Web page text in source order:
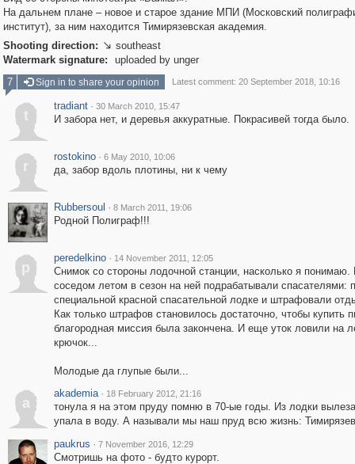
На дальнем плане – новое и старое здание МПИ (Московский
институт), за ним находится Тимирязевская академия.
Shooting direction:  southeast
Watermark signature:
uploaded by unger
7
Sign in to share your opinion Latest comment: 20 September 2018, 10:16
t
tradiant · 30 March 2010, 15:47
И забора нет, и деревья аккуратные. Покрасивей тогда было.
r
rostokino · 6 May 2010, 10:06
да, забор вдоль плотины, ни к чему
Rubbersoul · 8 March 2011, 19:06
Родной Полиграф!!!
p
peredelkino · 14 November 2011, 12:05
Снимок со стороны лодочной станции, насколько я
соседом летом в сезон на ней подрабатывали спасателями:
специальной красной спасательной лодке и штрафовали
Как только штрафов становилось достаточно, чтобы купить
благородная миссия была закончена. И еще уток ловили на
крючок...
Молодые да глупые были...
a
akademia · 18 February 2012, 21:16
тонула я на этом пруду помню в 70-ые годы. Из лодки
упала в воду. А называли мы наш пруд всю жизнь:
paukrus · 7 November 2016, 12:29
Смотришь на фото - будто курорт.